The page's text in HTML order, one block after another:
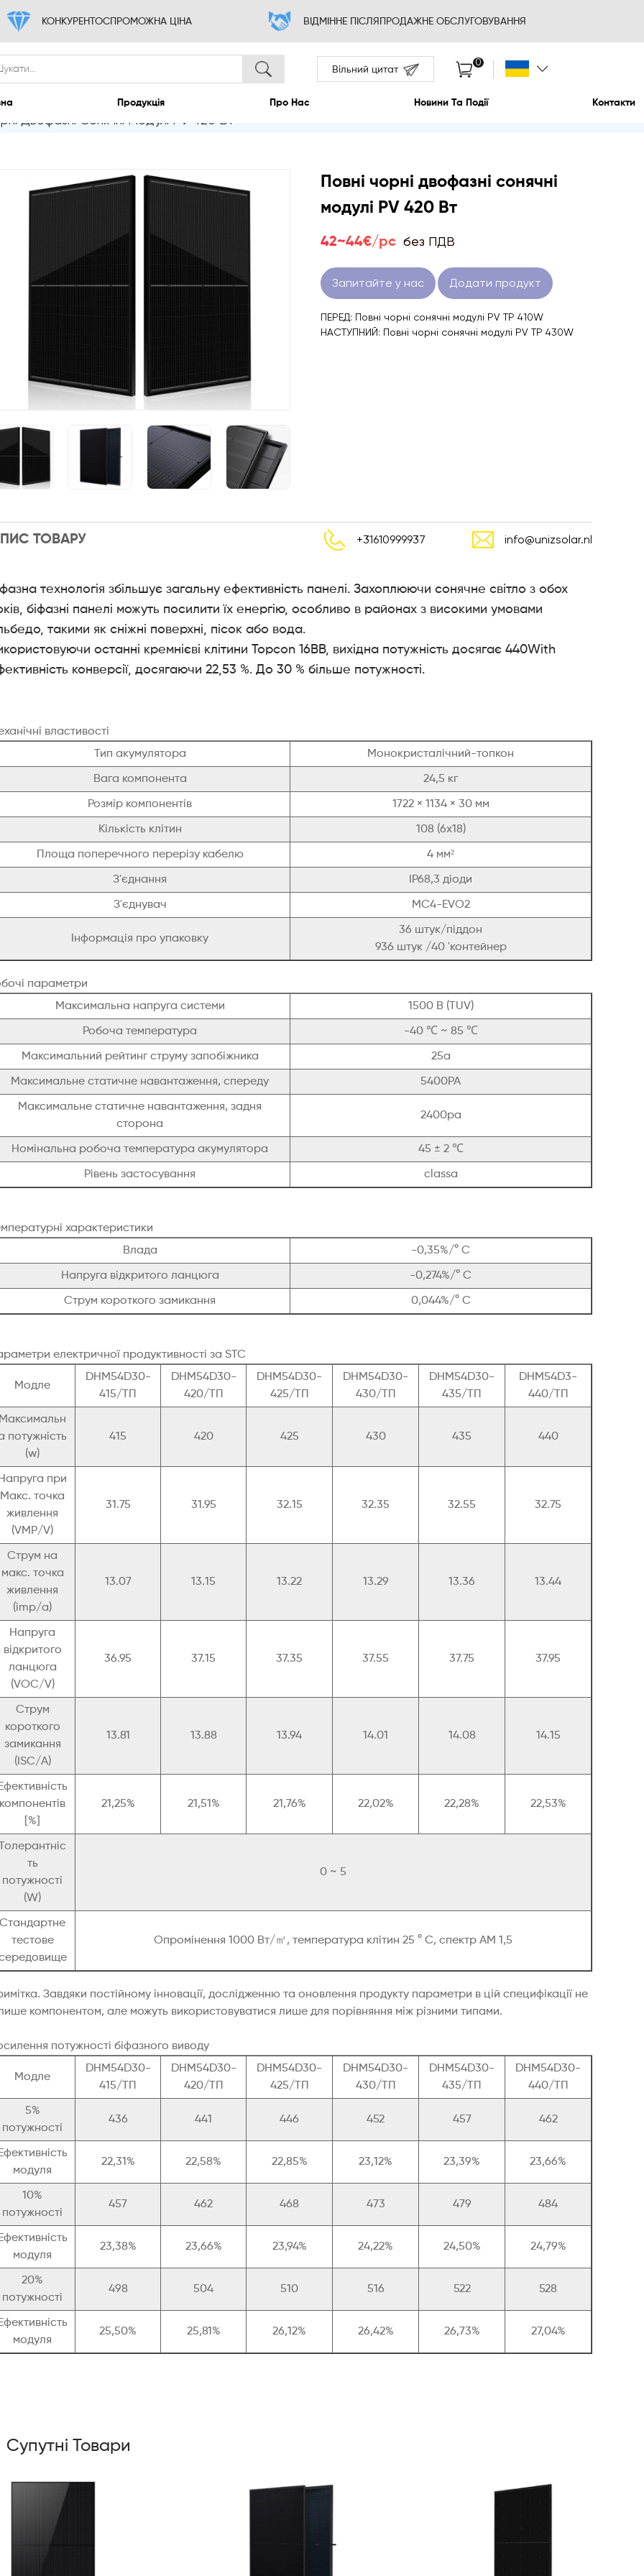
КОНКУРЕНТОСПРОМОЖНА ЦІНА ВІДМІННЕ ПІСЛЯПРОДАЖНЕ
Головна Продукція
Двофазні Сонячні Модулі PV 420 Вт
Повні чорні двофазні сонячні
модулі PV 420 Вт
42~44€/pc без ПДВ
Запитайте у нас Додати продукт
ПЕРЕД: Повні чорні сонячні модулі PV TP 410W
НАСТУПНИЙ: Повні чорні сонячні модулі PV TP 430W
ТОВАРУ +31610999937 info@unizsolar.nl
технологія збільшує загальну ефективність панелі. Захоплюючи сонячне світло з обох
біфазні панелі можуть посилити їх енергію, особливо в районах з високими умовами
такими як сніжні поверхні, пісок або вода.
останні кремнієві клітини Topcon 16BB, вихідна потужність досягає 440With
конверсії, досягаючи 22,53 %. До 30 % більше потужності.
властивості
Тип акумулятора
Монокристалічний-топкон
Вага компонента 24,5 кг
Розмір компонентів 1722 × 1134 × 30 мм
Кількість клітин 108 (6x18)
Площа поперечного перерізу кабелю 4 мм²
З'єднання IP68,3 діоди
З'єднувач MC4-EVO2
Інформація про упаковку
36 штук/піддон
936 штук /40 'контейнер
параметри
Максимальна напруга системи
1500 В (TUV)
Робоча температура -40 ℃ ~ 85 ℃
Максимальний рейтинг струму запобіжника 25а
Максимальне статичне навантаження, спереду 5400PA
Максимальне статичне навантаження, задня
сторона
2400pa
Номінальна робоча температура акумулятора 45 ± 2 ℃
Рівень застосування classa
характеристики
Влада
-0,35%/° C
Напруга відкритого ланцюга -0,274%/° C
Струм короткого замикання 0,044%/° C
електричної продуктивності за STC
Модле
DHM54D30-
415/ТП
DHM54D30-
420/ТП
DHM54D30-
425/ТП
DHM54D30-
430/ТП
DHM54D30-
435/ТП
DHM54D3-
440/ТП
потужність
(w)
415 420 425 430 435 440
при
Макс. точка
живлення
(VMP/V)
31.75 31.95 32.15 32.35 32.55 32.75
Струм на
макс. точка
живлення
(imp/a)
13.07 13.15 13.22 13.29 13.36 13.44
Напруга
відкритого
ланцюга
(VOC/V)
36.95 37.15 37.35 37.55 37.75 37.95
Струм
короткого
замикання
(ISC/A)
13.81 13.88 13.94 14.01 14.08 14.15
компонентів
[%]
21,25% 21,51% 21,76% 22,02% 22,28% 22,53%
ть
потужності
(W)
0 ~ 5
Стандартне
тестове
Опромінення 1000 Вт/㎡, температура клітин 25 ° С, спектр AM 1,5
Завдяки постійному інновації, дослідженню та оновлення продукту параметри в цій специфікації не
компонентом, але можуть використовуватися лише для порівняння між різними типами.
потужності біфазного виводу
Модле
DHM54D30-
415/ТП
DHM54D30-
420/ТП
DHM54D30-
425/ТП
DHM54D30-
430/ТП
DHM54D30-
435/ТП
DHM54D30-
440/ТП
5%
потужності
436 441 446 452 457 462
модуля
22,31% 22,58% 22,85% 23,12% 23,39% 23,66%
10%
потужності
457 462 468 473 479 484
модуля
23,38% 23,66% 23,94% 24,22% 24,50% 24,79%
20%
потужності
498 504 510 516 522 528
модуля
25,50% 25,81% 26,12% 26,42% 26,73% 27,04%
Супутні Товари